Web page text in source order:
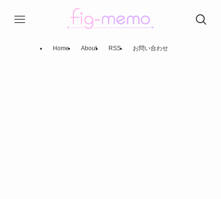
Home About RSS お問い合わせ